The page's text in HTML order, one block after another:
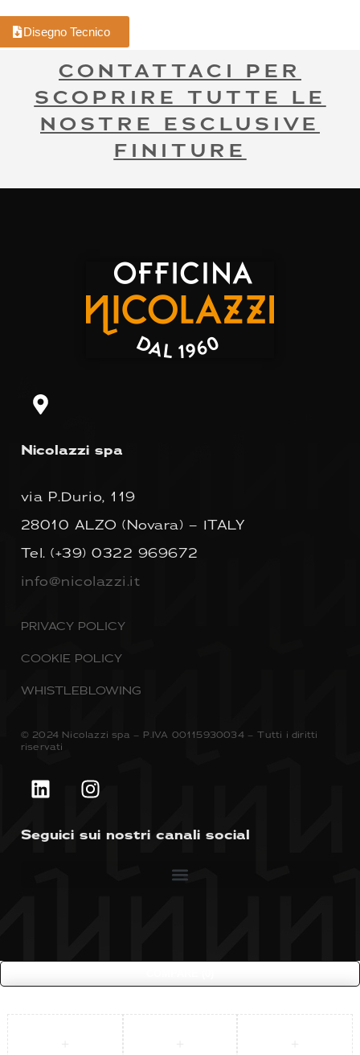
Disegno Tecnico
CONTATTACI PER
SCOPRIRE TUTTE LE
NOSTRE ESCLUSIVE
FINITURE
Nicolazzi spa
via P.Durio, 119
28010 ALZO (Novara) – ITALY
Tel.(+39) 0322 969672
info@nicolazzi.it
PRIVACY POLICY
COOKIE POLICY
WHISTLEBLOWING
© 2024 Nicolazzi spa – P.IVA 00115930034 – Tutti i diritti
riservati
Seguici sui nostri canali social